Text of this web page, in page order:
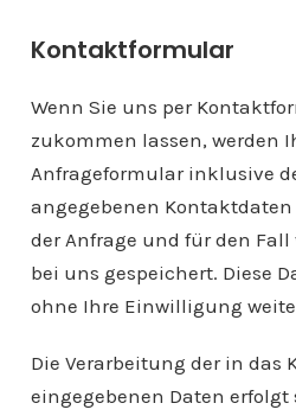
Kontaktformular
Wenn Sie uns per
zukommen lassen, werden
Anfrageformular inklusive
angegebenen
der Anfrage und für den
bei uns gespeichert. Diese
ohne Ihre Einwilligung
Die Verarbeitung der in das
eingegebenen Daten